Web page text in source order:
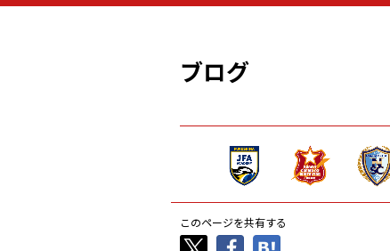
- - -
ブログ
このページを共有する